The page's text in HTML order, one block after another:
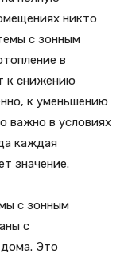
никто
с зонным
в
к снижению
к уменьшению
важно в условиях
каждая
значение.
с зонным
с
Это